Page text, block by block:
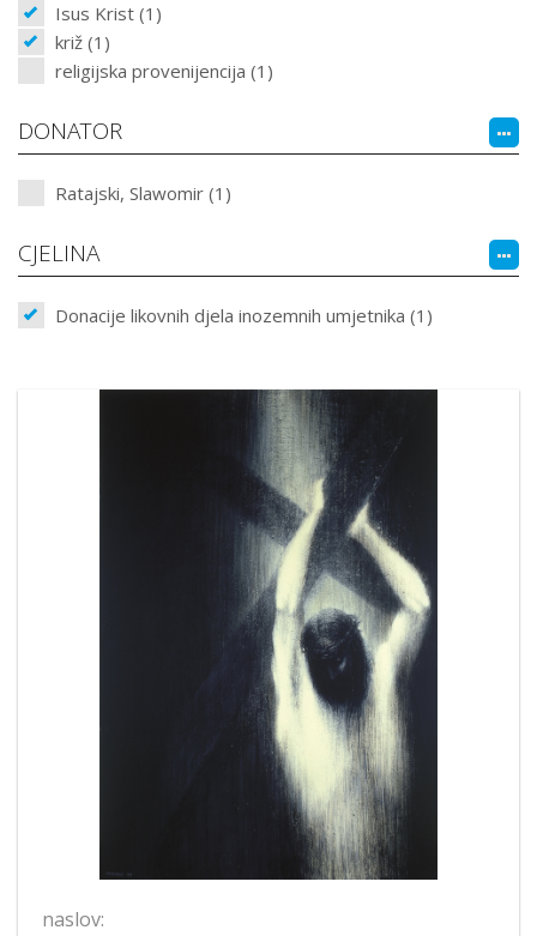
Isus Krist (1)
križ (1)
religijska provenijencija (1)
DONATOR
Ratajski, Slawomir (1)
CJELINA
Donacije likovnih djela inozemnih umjetnika (1)
naslov: